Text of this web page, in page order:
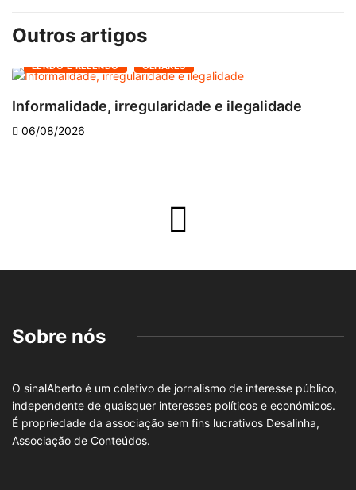
Outros artigos
LENDO E RELENDO OLHARES
Informalidade, irregularidade e ilegalidade
06/08/2026
Sobre nós
O sinalAberto é um coletivo de jornalismo de interesse público,
independente de quaisquer interesses políticos e económicos.
É propriedade da associação sem fins lucrativos Desalinha,
Associação de Conteúdos.